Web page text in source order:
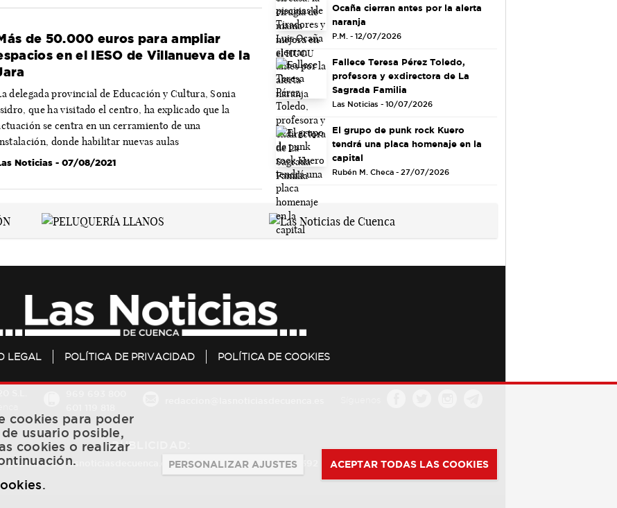
de 50.000 euros para ampliar
en el IESO de Villanueva de la
delegada provincial de Educación y Cultura, Sonia
que ha visitado el centro, ha explicado que la
se centra en un cerramiento de una
donde habilitar nuevas aulas
Noticias - 07/08/2021
Ocaña cierran antes por la alerta
naranja
P.M. - 12/07/2026
Fallece Teresa Pérez Toledo,
profesora y exdirectora de La
Sagrada Familia
Las Noticias - 10/07/2026
El grupo de punk rock Kuero
tendrá una placa homenaje en la
capital
Rubén M. Checa - 27/07/2026
LEGAL POLÍTICA DE PRIVACIDAD POLÍTICA DE COOKIES
PUBLICIDAD:
publicidad@lasnoticiasdecuenca.es 684 126 573 / 670 726 392
cookies para poder
usuario posible,
cookies o realizar
.
PERSONALIZAR AJUSTES ACEPTAR TODAS LAS COOKIES